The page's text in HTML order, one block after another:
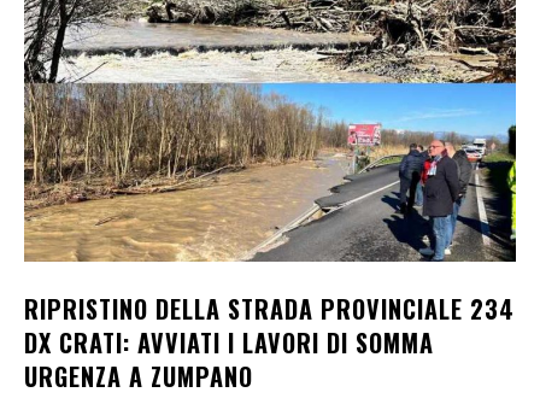
RIPRISTINO DELLA STRADA PROVINCIALE 234
DX CRATI: AVVIATI I LAVORI DI SOMMA
URGENZA A ZUMPANO